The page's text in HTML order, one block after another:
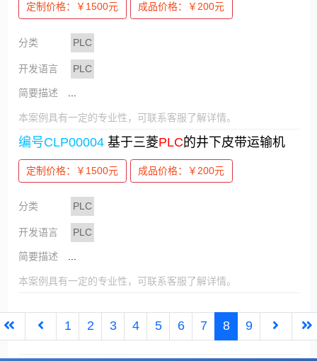
定制价格：￥1500元 成品价格：￥200元
分类 PLC
开发语言 PLC
简要描述
本案例具有一定的专业性，可联系客服了解详情。
编号CLP00004 基于三菱PLC的井下皮带运输机
定制价格：￥1500元 成品价格：￥200元
分类 PLC
开发语言 PLC
简要描述
本案例具有一定的专业性，可联系客服了解详情。
1 2 3 4 5 6 7 8 9